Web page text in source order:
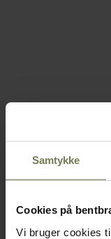
Samtykke
Cookies på
Vi bruger cookies